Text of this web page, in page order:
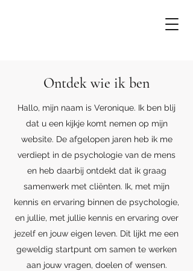
Ontdek wie ik ben
Hallo, mijn naam is Veronique. Ik ben blij
dat u een kijkje komt nemen op mijn
website. De afgelopen jaren heb ik me
verdiept in de psychologie van de mens
en heb daarbij ontdekt dat ik graag
samenwerk met cliënten. Ik, met mijn
kennis en ervaring binnen de psychologie,
en jullie, met jullie kennis en ervaring over
jezelf en jouw eigen leven. Dit lijkt me een
geweldig startpunt om samen te werken
aan jouw vragen, doelen of wensen.